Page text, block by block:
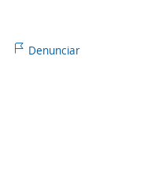
Denunciar